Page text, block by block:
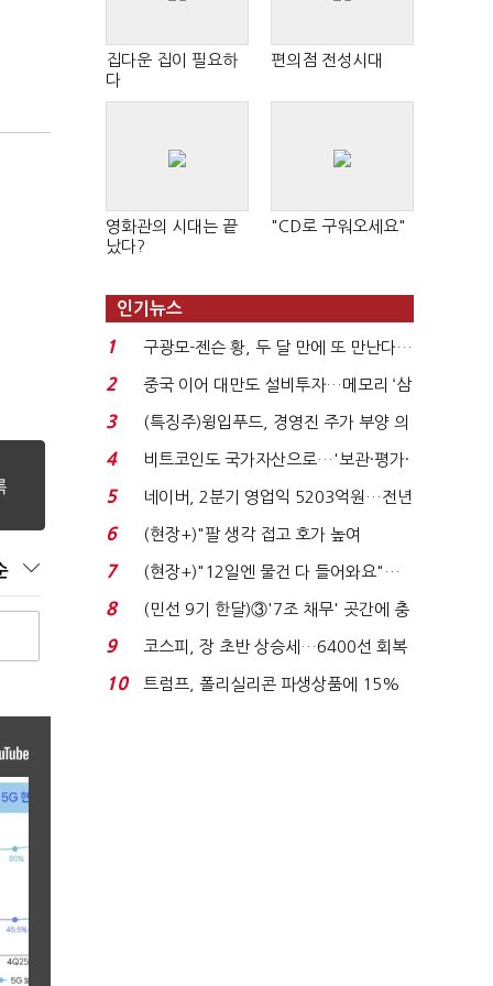
집다운 집이 필요하
다
편의점 전성시대
영화관의 시대는 끝
났다?
"CD로 구워오세요"
인기뉴스
1
구광모-젠슨 황, 두 달 만에 또 만난다…
로봇·AI 등 논...
2
중국 이어 대만도 설비투자…메모리 ‘삼
국전쟁’
3
(특징주)윙입푸드, 경영진 주가 부양 의
지에 상한가...
4
비트코인도 국가자산으로…'보관·평가·
처분' 기준은 ...
5
네이버, 2분기 영업익 5203억원…전년
비 0.2% 감소...
6
(현장+)"팔 생각 접고 호가 높여
요"…'덜 똘똘한 한 채' 20...
7
(현장+)"12일엔 물건 다 들어와요"…
빈 매대 채우며 문 연 ...
8
(민선 9기 한달)③'7조 채무' 곳간에 충
격…추미애, 20년...
9
코스피, 장 초반 상승세…6400선 회복
시도
10
트럼프, 폴리실리콘 파생상품에 15%